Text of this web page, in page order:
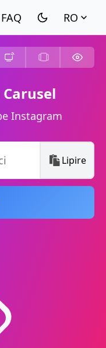
RO
Instagram
Lipire